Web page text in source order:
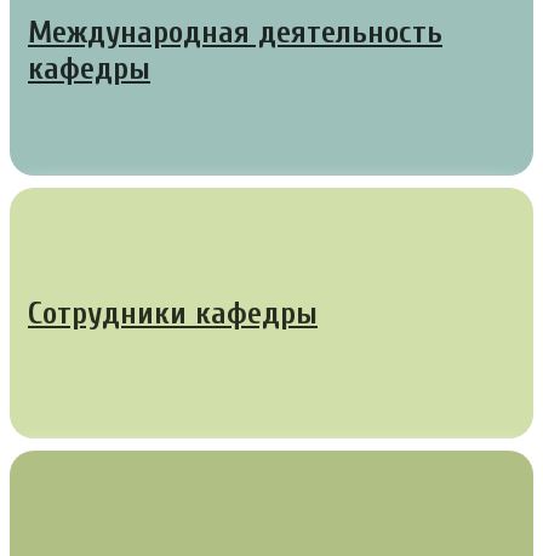
Международная деятельность
кафедры
Сотрудники кафедры